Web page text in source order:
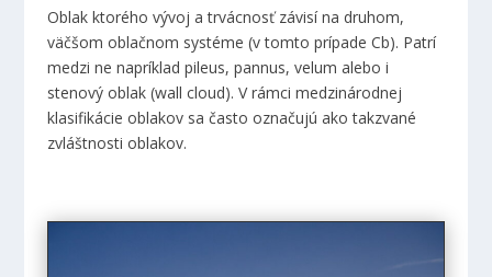
Oblak ktorého vývoj a trvácnosť závisí na druhom,
väčšom oblačnom systéme (v tomto prípade Cb). Patrí
medzi ne napríklad pileus, pannus, velum alebo i
stenový oblak (wall cloud). V rámci medzinárodnej
klasifikácie oblakov sa často označujú ako takzvané
zvláštnosti oblakov.